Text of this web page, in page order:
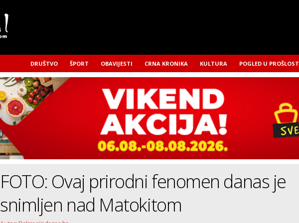
DRUŠTVO ŠPORT OBAVIJESTI CRNA KRONIKA KULTURA POGLED U PROŠLOST
FOTO: Ovaj prirodni fenomen danas je
snimljen nad Matokitom